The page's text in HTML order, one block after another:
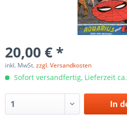
20,00 € *
inkl. MwSt.zzgl. Versandkosten
Sofort versandfertig, Lieferzeit
In